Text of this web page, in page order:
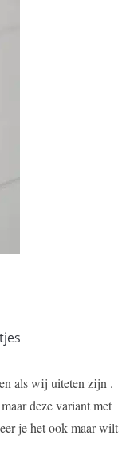
als wij uiteten zijn .
deze variant met
je het ook maar wilt